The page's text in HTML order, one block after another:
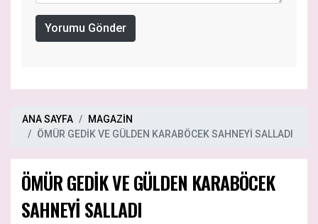
Yorumu Gönder
ANA SAYFA
MAGAZİN
ÖMÜR GEDİK VE GÜLDEN KARABÖCEK SAHNEYİ SALLADI
ÖMÜR GEDİK VE GÜLDEN KARABÖCEK
SAHNEYİ SALLADI